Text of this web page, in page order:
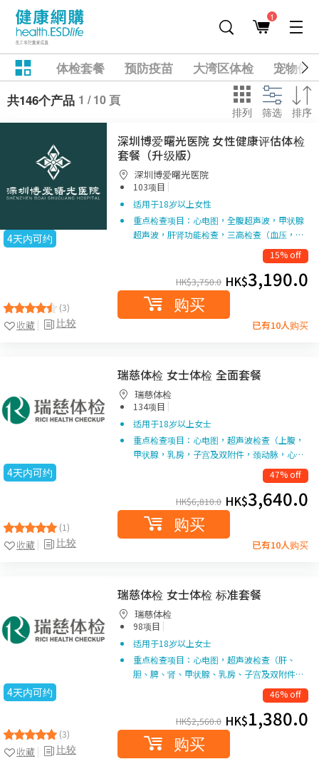
1
体检套餐 预防疫苗 大湾区体检
宠物健
共146个产品 1 / 10 頁
排列 筛选 排序
4天内可约
(3)
比较
收藏
深圳博爱曙光医院 女性健康评估体检
套餐（升级版）
深圳博爱曙光医院
103项目 |
适用于18岁以上女性
重点检查项目：心电图，全腹超声波，甲状腺
超声波，肝肾功能检查，三高检查（血压，…
15% off
HK$3,750.0 HK$3,190.0
购买
已有10人购买
4天内可约
(1)
比较
收藏
瑞慈体检 女士体检 全面套餐
瑞慈体检
134项目 |
适用于18岁以上女士
重点检查项目：心电图，超声波检查（上腹，
甲状腺，乳房，子宫及双附件，颈动脉，心…
47% off
HK$6,810.0 HK$3,640.0
购买
已有10人购买
4天内可约
(3)
比较
收藏
瑞慈体检 女士体检 标准套餐
瑞慈体检
98项目 |
适用于18岁以上女士
重点检查项目：心电图，超声波检查（肝、
胆、脾、肾、甲状腺、乳房、子宫及双附件…
46% off
HK$2,560.0 HK$1,380.0
购买